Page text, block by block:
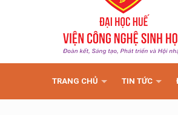
TRANG CHỦ TIN TỨC